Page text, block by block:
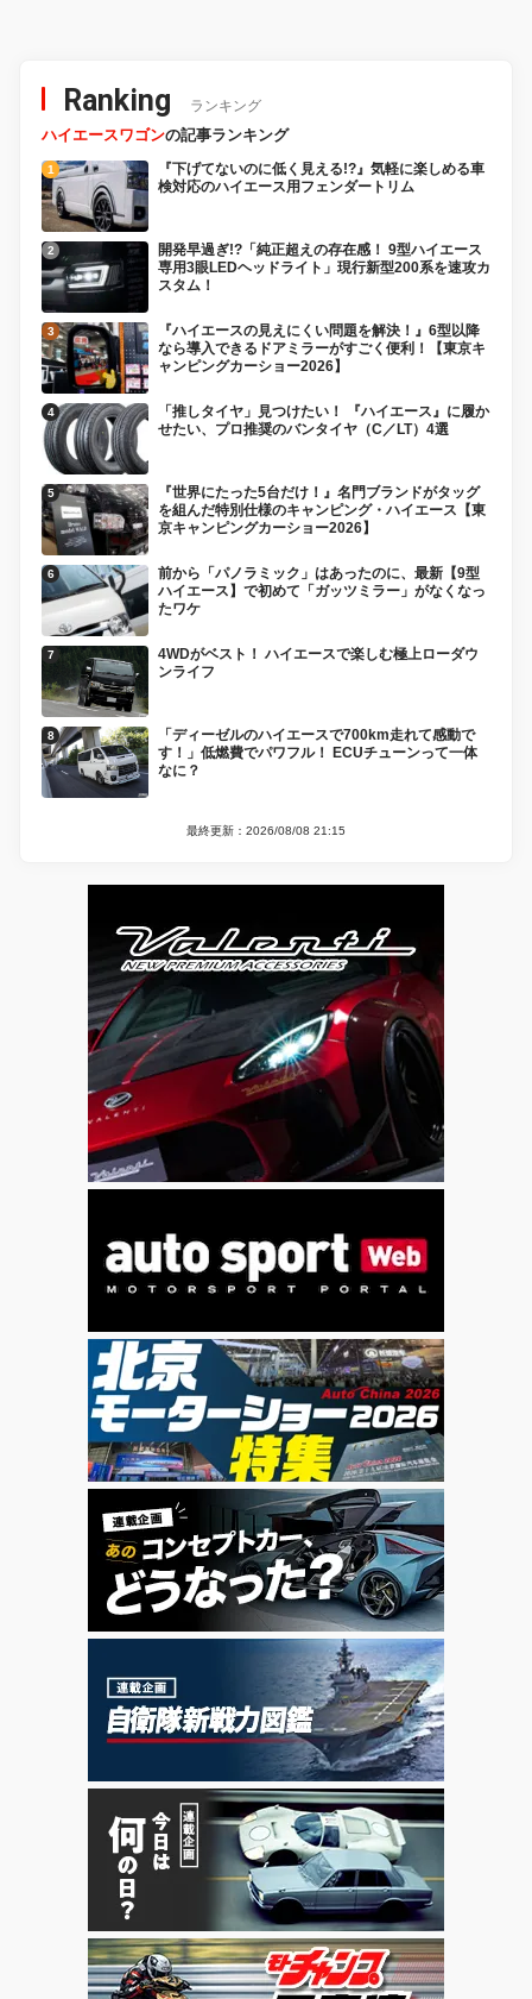
Ranking ランキング
ハイエースワゴンの記事ランキング
『下げてないのに低く見える!?』気軽に楽しめる車
検対応のハイエース用フェンダートリム
開発早過ぎ!?「純正超えの存在感！ 9型ハイエース
専用3眼LEDヘッドライト」現行新型200系を速攻カ
スタム！
『ハイエースの見えにくい問題を解決！』6型以降
なら導入できるドアミラーがすごく便利！【東京キ
ャンピングカーショー2026】
「推しタイヤ」見つけたい！ 『ハイエース』に履か
せたい、プロ推奨のバンタイヤ（C／LT）4選
『世界にたった5台だけ！』名門ブランドがタッグ
を組んだ特別仕様のキャンピング・ハイエース【東
京キャンピングカーショー2026】
前から「パノラミック」はあったのに、最新【9型
ハイエース】で初めて「ガッツミラー」がなくなっ
たワケ
4WDがベスト！ ハイエースで楽しむ極上ローダウ
ンライフ
「ディーゼルのハイエースで700km走れて感動で
す！」低燃費でパワフル！ ECUチューンって一体
なに？
最終更新：2026/08/08 21:15